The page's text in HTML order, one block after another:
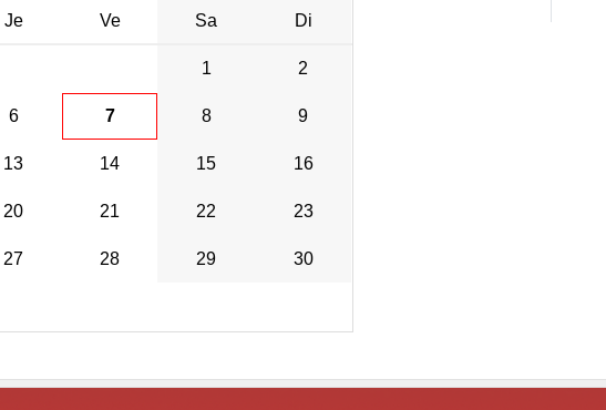
Je Ve Sa Di
1 2
6 7 8 9
13 14 15 16
20 21 22 23
27 28 29 30